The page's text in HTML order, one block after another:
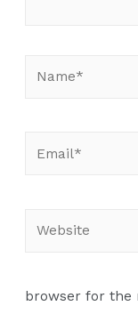
browser for the